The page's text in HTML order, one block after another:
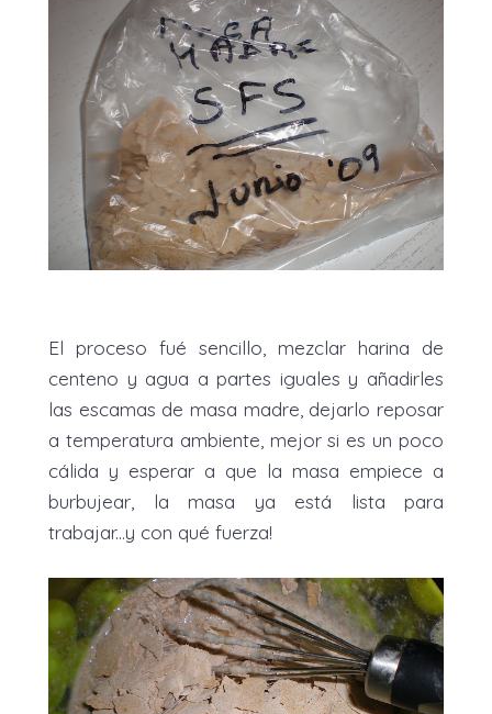
El proceso fué sencillo, mezclar harina de
centeno y agua a partes iguales y añadirles
las escamas de masa madre, dejarlo reposar
a temperatura ambiente, mejor si es un poco
cálida y esperar a que la masa empiece a
burbujear, la masa ya está lista para
trabajar...y con qué fuerza!